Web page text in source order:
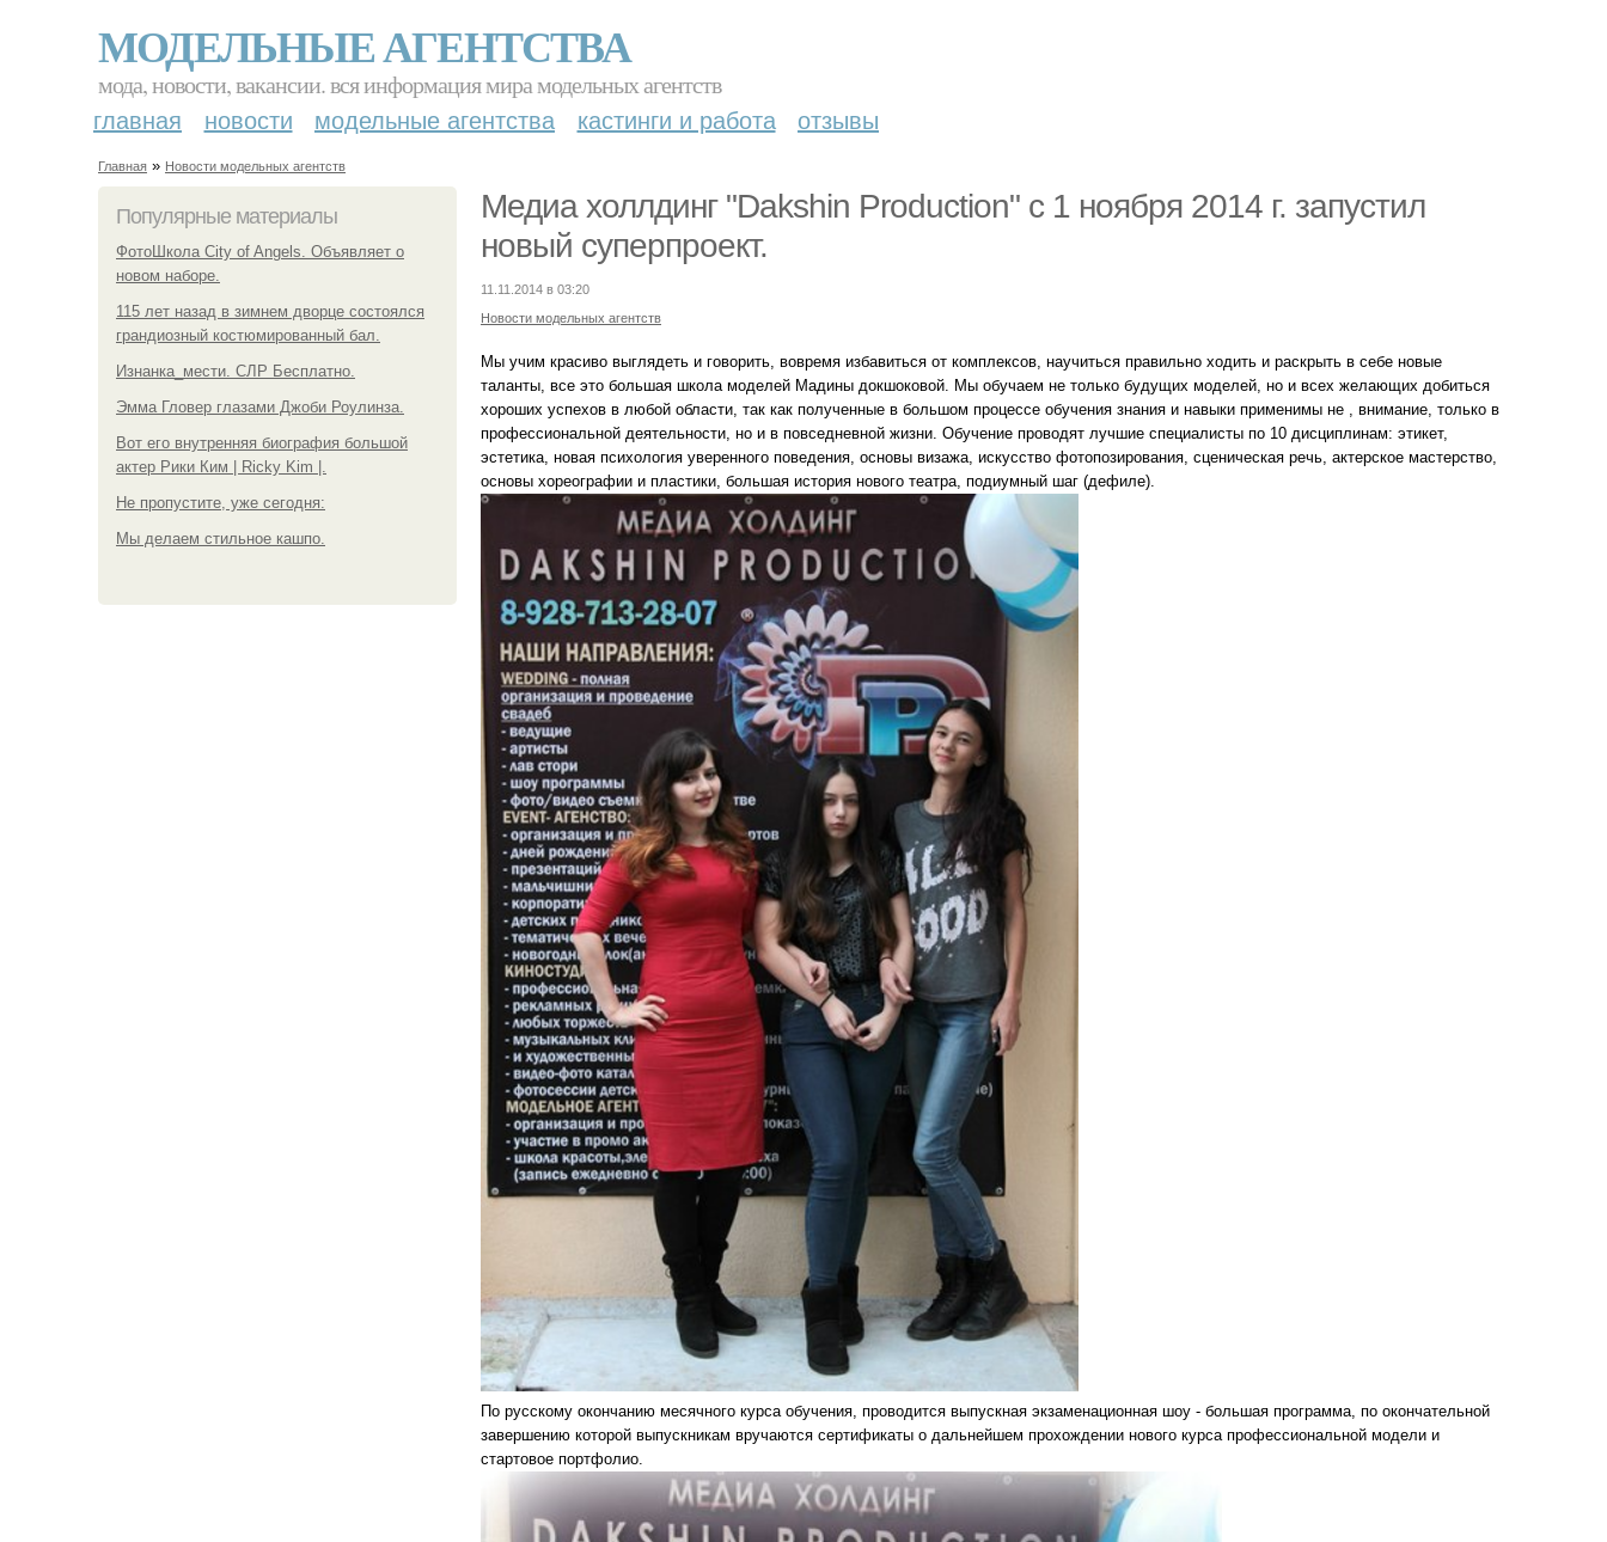
МОДЕЛЬНЫЕ АГЕНТСТВА
мода, новости, вакансии. вся информация мира модельных агентств
главная новости модельные агентства кастинги и работа отзывы
Главная » Новости модельных агентств
Популярные материалы
ФотоШкола City of Angels. Объявляет о
новом наборе.
115 лет назад в зимнем дворце состоялся
грандиозный костюмированный бал.
Изнанка_мести. СЛР Бесплатно.
Эмма Гловер глазами Джоби Роулинза.
Вот его внутренняя биография большой
актер Рики Ким | Ricky Kim |.
Не пропустите, уже сегодня:
Мы делаем стильное кашпо.
Медиа холлдинг "Dakshin Production" с 1 ноября 2014 г. запустил
новый суперпроект.
11.11.2014 в 03:20
Новости модельных агентств
Мы учим красиво выглядеть и говорить, вовремя избавиться от комплексов, научиться правильно ходить и раскрыть в себе новые
таланты, все это большая школа моделей Мадины докшоковой. Мы обучаем не только будущих моделей, но и всех желающих добиться
хороших успехов в любой области, так как полученные в большом процессе обучения знания и навыки применимы не , внимание, только в
профессиональной деятельности, но и в повседневной жизни. Обучение проводят лучшие специалисты по 10 дисциплинам: этикет,
эстетика, новая психология уверенного поведения, основы визажа, искусство фотопозирования, сценическая речь, актерское мастерство,
основы хореографии и пластики, большая история нового театра, подиумный шаг (дефиле).
По русскому окончанию месячного курса обучения, проводится выпускная экзаменационная шоу - большая программа, по окончательной
завершению которой выпускникам вручаются сертификаты о дальнейшем прохождении нового курса профессиональной модели и
стартовое портфолио.